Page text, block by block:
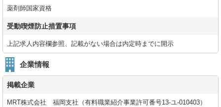
薬剤師国家資格
受動喫煙防止措置事項
上記求人内容欄参照、記載がない場合は内定時までに開示
企業情報
掲載企業
MRT株式会社 福岡支社（有料職業紹介事業許可番号13-ユ-010403）